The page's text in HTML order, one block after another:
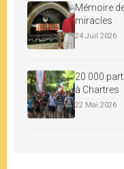
Mémoire
miracles
24 Juil 2026
20 000
à Chartres
22 Mai 2026